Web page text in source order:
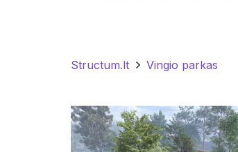
Structum.lt Vingio parkas